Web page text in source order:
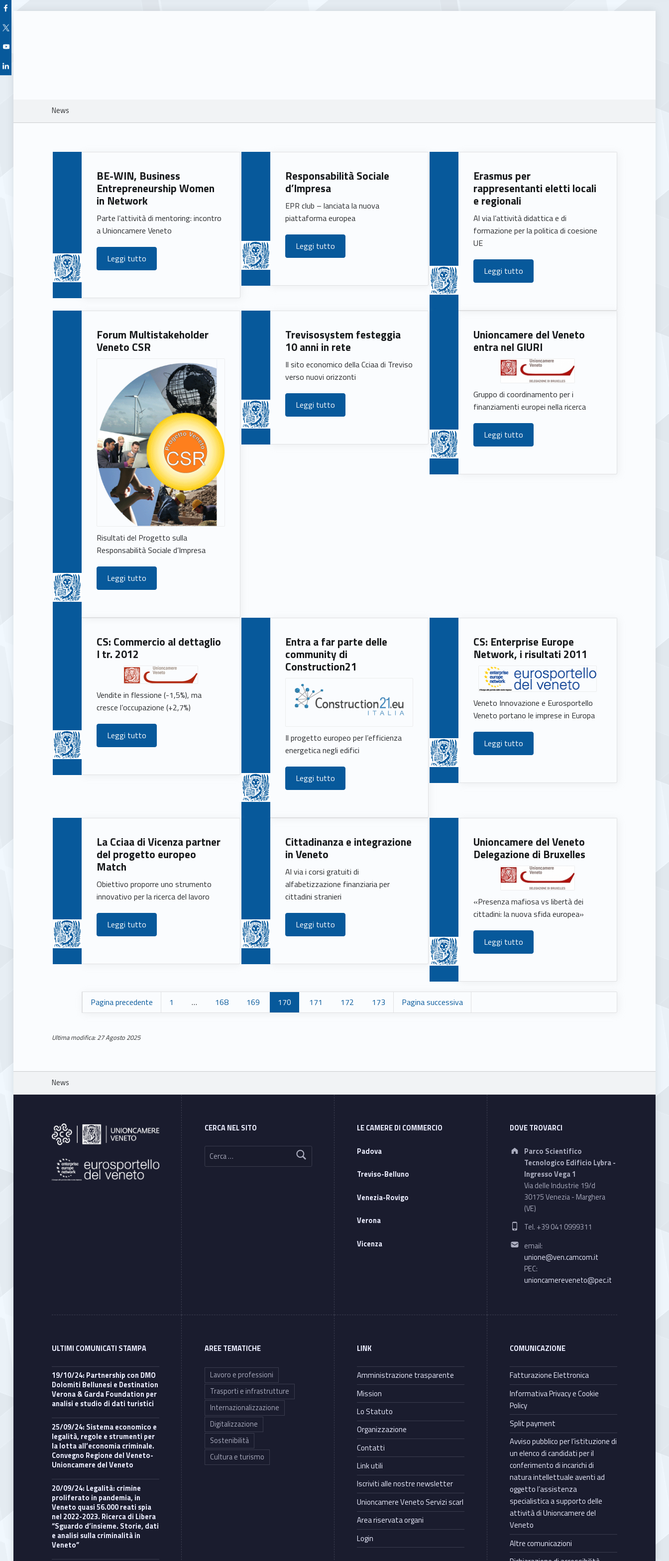
Facebook Unioncamere Veneto
Twitter Unioncamere Veneto
Youtube Unioncamere Veneto
Linkedin Unioncamere Veneto
Breadcrumbs navigation
News
(
p
a
BE-WIN, Business
Entrepreneurship Women
in Network
Parte l’attività di mentoring: incontro
a Unioncamere Veneto
Leggi tutto
Responsabilità Sociale
d’Impresa
EPR club – lanciata la nuova
piattaforma europea
Leggi tutto
Erasmus per
rappresentanti eletti locali
e regionali
Al via l’attività didattica e di
formazione per la politica di coesione
UE
Leggi tutto
Forum Multistakeholder
Veneto CSR
Risultati del Progetto sulla
Responsabilità Sociale d’Impresa
Leggi tutto
Trevisosystem festeggia
10 anni in rete
Il sito economico della Cciaa di Treviso
verso nuovi orizzonti
Leggi tutto
Unioncamere del Veneto
entra nel GIURI
Gruppo di coordinamento per i
finanziamenti europei nella ricerca
Leggi tutto
CS: Commercio al dettaglio
I tr. 2012
Vendite in flessione (-1,5%), ma
cresce l’occupazione (+2,7%)
Leggi tutto
Entra a far parte delle
community di
Construction21
Il progetto europeo per l’efficienza
energetica negli edifici
Leggi tutto
CS: Enterprise Europe
Network, i risultati 2011
Veneto Innovazione e Eurosportello
Veneto portano le imprese in Europa
Leggi tutto
La Cciaa di Vicenza partner
del progetto europeo
Match
Obiettivo proporre uno strumento
innovativo per la ricerca del lavoro
Leggi tutto
Cittadinanza e integrazione
in Veneto
Al via i corsi gratuiti di
alfabetizzazione finanziaria per
cittadini stranieri
Leggi tutto
Unioncamere del Veneto
Delegazione di Bruxelles
«Presenza mafiosa vs libertà dei
cittadini: la nuova sfida europea»
Leggi tutto
Pagina precedente 1 … 168 169 170 171 172 173 Pagina successiva
Ultima modifica: 27 Agosto 2025
Skip back to main navigation
Breadcrumbs navigation
News
Footer sidebar
CERCA NEL SITO
Ricerca per:
LE CAMERE DI COMMERCIO
Padova
Treviso-Belluno
Venezia-Rovigo
Verona
Vicenza
DOVE TROVARCI
Address:
Parco Scientifico
Tecnologico Edificio Lybra -
Ingresso Vega 1
Via delle Industrie 19/d
30175 Venezia - Marghera
(VE)
Phone number:
Tel. +39 041 0999311
Email address:
email:
unione@ven.camcom.it
PEC:
unioncamereveneto@pec.it
ULTIMI COMUNICATI STAMPA
19/10/24: Partnership con DMO
Dolomiti Bellunesi e Destination
Verona & Garda Foundation per
analisi e studio di dati turistici
25/09/24: Sistema economico e
legalità, regole e strumenti per
la lotta all’economia criminale.
Convegno Regione del Veneto-
Unioncamere del Veneto
20/09/24: Legalità: crimine
proliferato in pandemia, in
Veneto quasi 56.000 reati spia
nel 2022-2023. Ricerca di Libera
“Sguardo d’insieme. Storie, dati
e analisi sulla criminalità in
Veneto”
AREE TEMATICHE
Lavoro e professioni
Trasporti e infrastrutture
Internazionalizzazione
Digitalizzazione
Sostenibilità
Cultura e turismo
LINK
Amministrazione trasparente
Mission
Lo Statuto
Organizzazione
Contatti
Link utili
Iscriviti alle nostre newsletter
Unioncamere Veneto Servizi scarl
Area riservata organi
Login
COMUNICAZIONE
Fatturazione Elettronica
Informativa Privacy e Cookie
Policy
Split payment
Avviso pubblico per l’istituzione di
un elenco di candidati per il
conferimento di incarichi di
natura intellettuale aventi ad
oggetto l’assistenza
specialistica a supporto delle
attività di Unioncamere del
Veneto
Altre comunicazioni